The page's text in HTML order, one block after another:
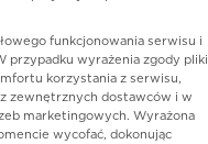
funkcjonowania serwisu i
przypadku wyrażenia zgody pliki
korzystania z serwisu,
zewnętrznych dostawców i w
marketingowych. Wyrażona
wycofać, dokonując